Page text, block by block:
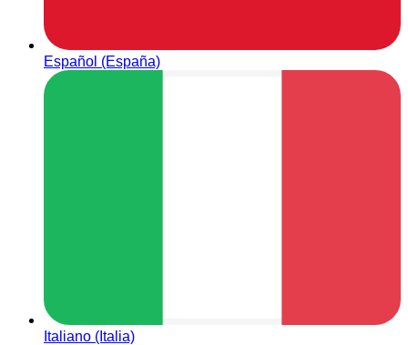
Español (España)
Italiano (Italia)